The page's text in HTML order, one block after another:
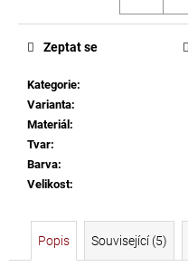
Kategorie:
Varianta:
Materiál:
Tvar:
Barva:
Velikost:
Zeptat se
Popis Související (5)
e
m
TŘÁSNĚ
NEELASTICKÉ
BARBADOS
DÉLKA
CM
620